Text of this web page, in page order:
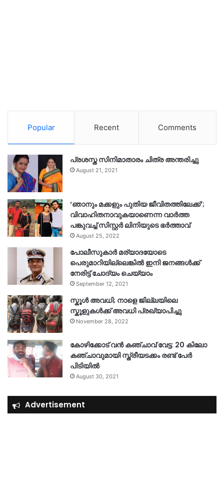
Popular Recent Comments
പ്രശസ്ത സിനിമാതാരം ചിത്ര അന്തരിച്ചു
August 21, 2021
‘ഞാനും മക്കളും പുതിയ ജീവിതത്തിലേക്ക്’;
വിവാഹിതനാവുകയാണെന്ന വാർത്ത
പങ്കുവച്ച് സിസ്റ്റർ ലിനിയുടെ ഭർത്താവ്
August 25, 2022
പോലീസുകാര്‍ മര്യാദയോടെ
പെരുമാറിയില്ലെങ്കില്‍ ഇനി ജനങ്ങള്‍ക്ക്
നേരിട്ട് ചോദ്യം ചെയ്യാം
September 12, 2021
സ്കൂൾ അവധി; നാളെ ജില്ലയിലെ
സ്കൂളുകൾക്ക് അവധി പ്രഖ്യാപിച്ചു
November 28, 2022
കോഴിക്കോട് വൻ കഞ്ചാവ് വേട്ട: 20 കിലോ
കഞ്ചാവുമായി സ്ത്രീയടക്കം രണ്ട് പേർ
പിടിയിൽ
August 30, 2021
Advertisement